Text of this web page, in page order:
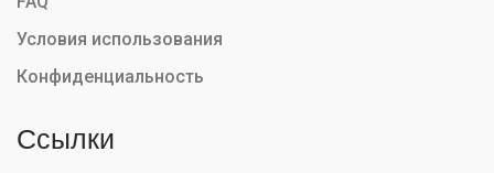
Условия использования
Конфиденциальность
Ссылки